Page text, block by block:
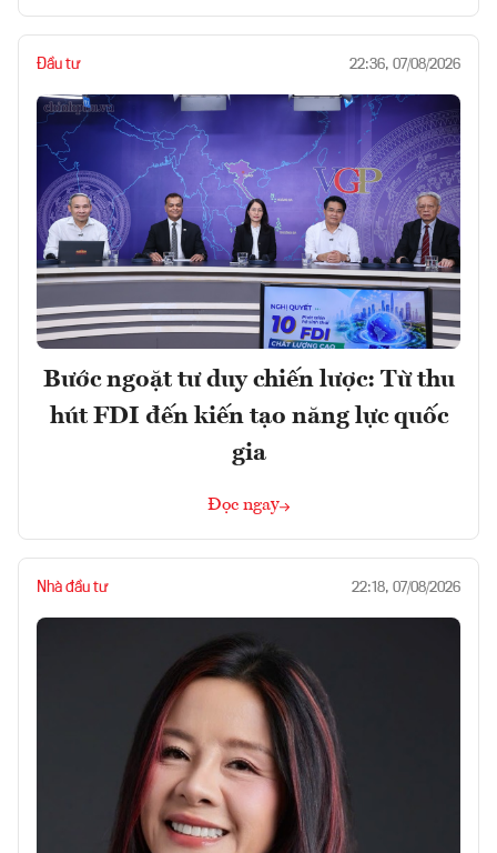
Đầu tư 22:36, 07/08/2026
Bước ngoặt tư duy chiến lược: Từ thu
hút FDI đến kiến tạo năng lực quốc
gia
Đọc ngay
Nhà đầu tư 22:18, 07/08/2026